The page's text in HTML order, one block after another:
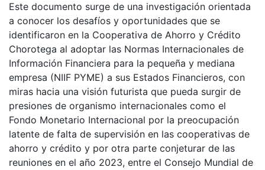
Este documento surge de una investigación orientada
a conocer los desafíos y oportunidades que se
identificaron en la Cooperativa de Ahorro y Crédito
Chorotega al adoptar las Normas Internacionales de
Información Financiera para la pequeña y mediana
empresa (NIIF PYME) a sus Estados Financieros, con
miras hacia una visión futurista que pueda surgir de
presiones de organismo internacionales como el
Fondo Monetario Internacional por la preocupación
latente de falta de supervisión en las cooperativas de
ahorro y crédito y por otra parte conjeturar de las
reuniones en el año 2023, entre el Consejo Mundial de